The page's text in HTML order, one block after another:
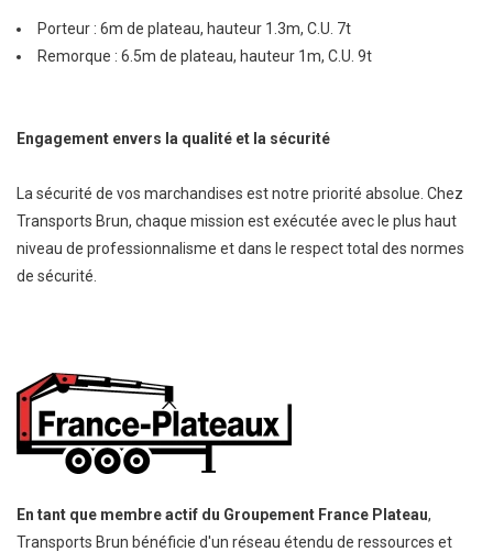
Porteur : 6m de plateau, hauteur 1.3m, C.U. 7t
Remorque : 6.5m de plateau, hauteur 1m, C.U. 9t
Engagement envers la qualité et la sécurité
La sécurité de vos marchandises est notre priorité absolue. Chez
Transports Brun, chaque mission est exécutée avec le plus haut
niveau de professionnalisme et dans le respect total des normes
de sécurité.
En tant que membre actif du Groupement France Plateau,
Transports Brun bénéficie d'un réseau étendu de ressources et